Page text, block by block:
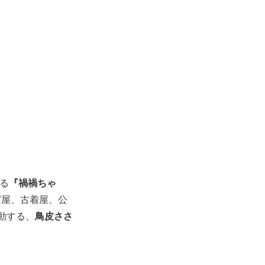
『禍禍ちゃ
、古着屋、公
る、 鳥皮ささ